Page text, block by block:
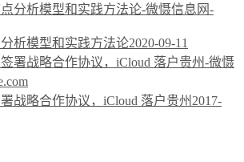
析模型和实践方法论2020-09-11
战略合作协议，iCloud 落户贵州 2017-